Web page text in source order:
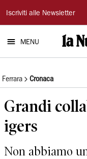
La
Nuova
Ferrara
Iscriviti alle Newsletter
MENU
Ferrara Cronaca
Grandi
igers
Non abbiamo